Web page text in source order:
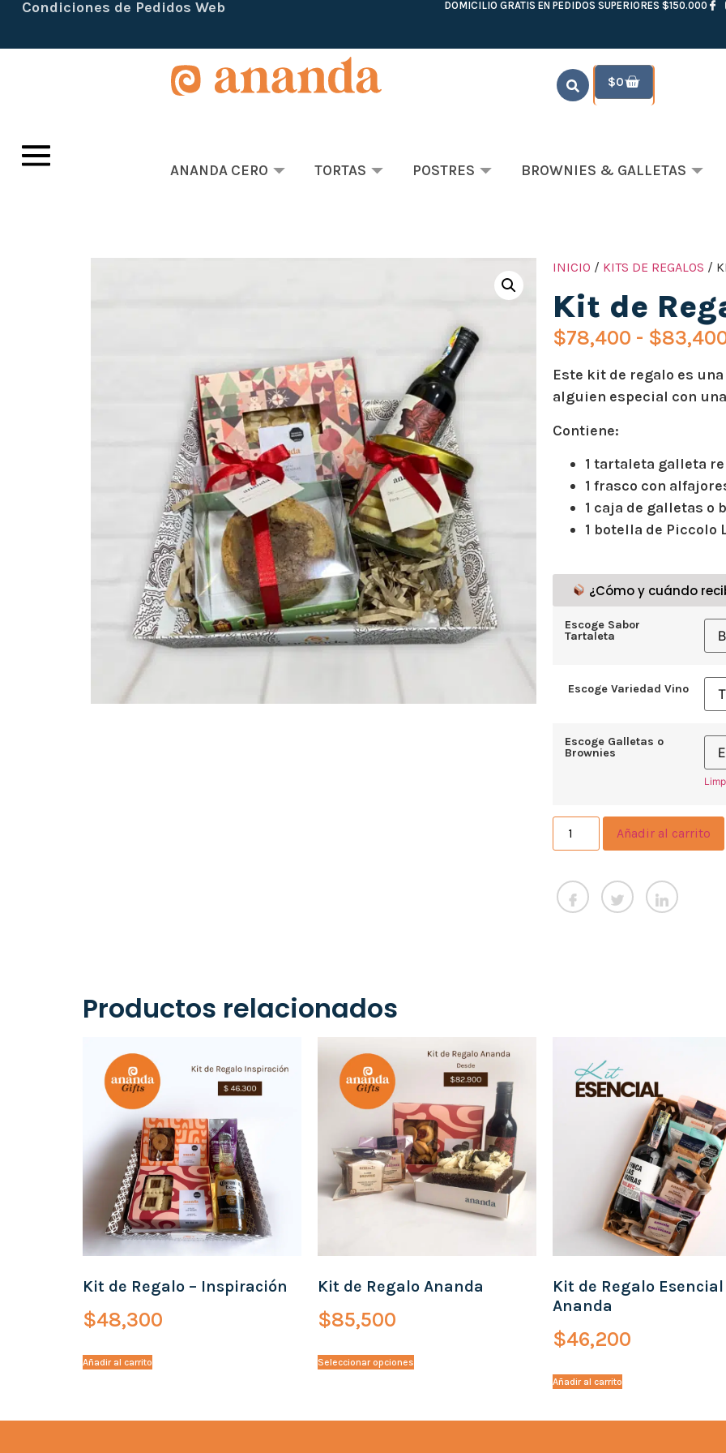
Condiciones de Pedidos Web DOMICILIO GRATIS EN PEDIDOS SUPERIORES $150.000
$0
ANANDA CERO TORTAS POSTRES BROWNIES & GALLETAS
INICIO / KITS DE REGALOS /
Kit de
$78,400 - $
Este kit de regalo es
alguien especial con
Contiene:
1 tartaleta galleta
1 frasco con
1 caja de galletas o
1 botella de Piccolo
¿Cómo y cuándo
Escoge Sabor
Tartaleta
Escoge Variedad Vino
Escoge Galletas o
Brownies
Añadir al carrito
Productos relacionados
Kit de Regalo – Inspiración
$48,300
Añadir al carrito
Kit de Regalo Ananda
$85,500
Seleccionar opciones
Kit de Regalo Esencial
Ananda
$46,200
Añadir al carrito